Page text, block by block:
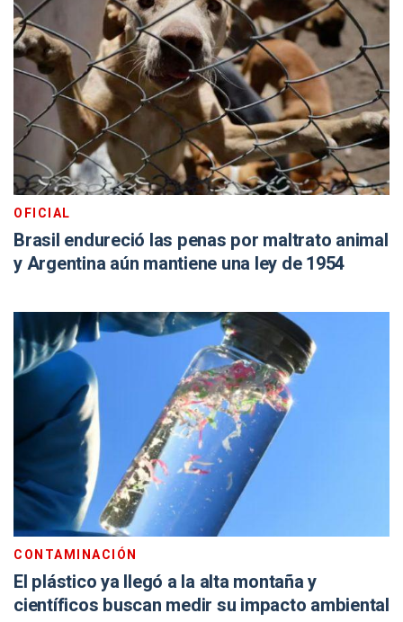
OFICIAL
Brasil endureció las penas por maltrato animal
y Argentina aún mantiene una ley de 1954
CONTAMINACIÓN
El plástico ya llegó a la alta montaña y
científicos buscan medir su impacto ambiental